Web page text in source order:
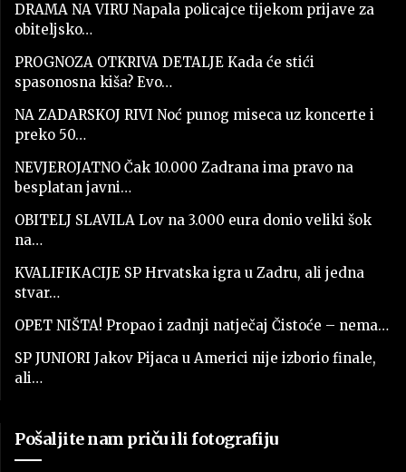
DRAMA NA VIRU Napala policajce tijekom prijave za
obiteljsko…
PROGNOZA OTKRIVA DETALJE Kada će stići
spasonosna kiša? Evo…
NA ZADARSKOJ RIVI Noć punog miseca uz koncerte i
preko 50…
NEVJEROJATNO Čak 10.000 Zadrana ima pravo na
besplatan javni…
OBITELJ SLAVILA Lov na 3.000 eura donio veliki šok
na…
KVALIFIKACIJE SP Hrvatska igra u Zadru, ali jedna
stvar…
OPET NIŠTA! Propao i zadnji natječaj Čistoće – nema…
SP JUNIORI Jakov Pijaca u Americi nije izborio finale,
ali…
Pošaljite nam priču ili fotografiju